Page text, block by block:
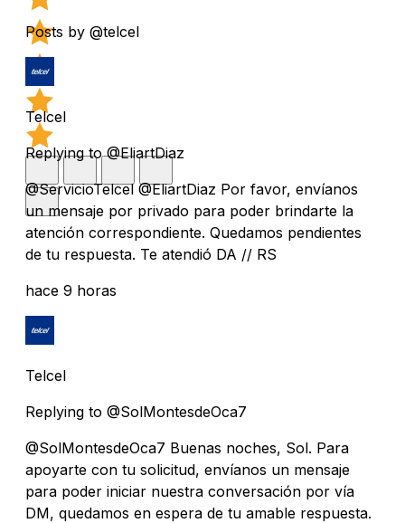
Posts by @telcel
Telcel
Replying to @EliartDiaz
@ServicioTelcel @EliartDiaz Por favor, envíanos
un mensaje por privado para poder brindarte la
atención correspondiente. Quedamos pendientes
de tu respuesta. Te atendió DA // RS
hace 9 horas
Telcel
Replying to @SolMontesdeOca7
@SolMontesdeOca7 Buenas noches, Sol. Para
apoyarte con tu solicitud, envíanos un mensaje
para poder iniciar nuestra conversación por vía
DM, quedamos en espera de tu amable respuesta.